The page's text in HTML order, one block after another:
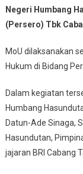
Negeri Humbang
(Persero) Tbk
MoU dilaksanakan
Hukum di Bidang
Dalam kegiatan
Humbang
Datun-Ade Sinaga,
Hasundutan,
jajaran BRI Cabang